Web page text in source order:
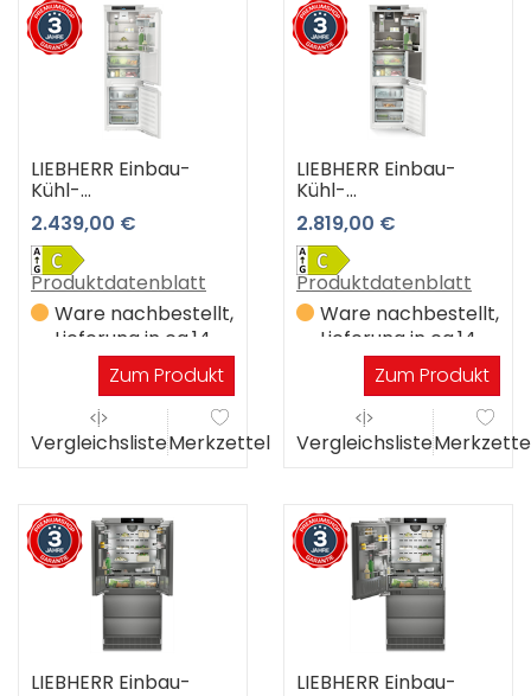
LIEBHERR Einbau-
Kühl-
Gefrierkombination
ICBNci 5153-22 3
Jahre Premiumshop
Garantie
2.439,00 €
Produktdatenblatt
Ware nachbestellt,
Lieferung in ca.14
Werktagen
Zum Produkt
VergleichslisteMerkzettel
LIEBHERR Einbau-
Kühl-
Gefrierkombination
ICBNbsci 5173 3 Jahre
Premiumshop
Garantie
2.819,00 €
Produktdatenblatt
Ware nachbestellt,
Lieferung in ca.14
Werktagen
Zum Produkt
Vergleichsliste
LIEBHERR Einbau- LIEBHERR Einbau-